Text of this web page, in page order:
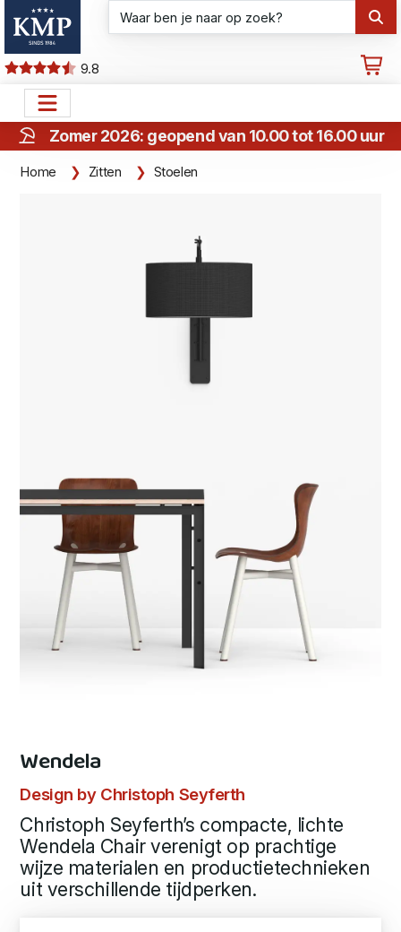
9.8
Zomer 2026: geopend van 10.00 tot 16.00 uur
Home Zitten Stoelen
Wendela
Design by Christoph Seyferth
Christoph Seyferth’s compacte, lichte
Wendela Chair verenigt op prachtige
wijze materialen en productietechnieken
uit verschillende tijdperken.